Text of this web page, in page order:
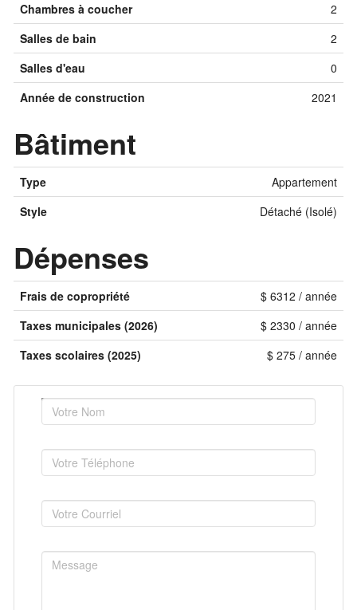
Chambres à coucher
2
Salles de bain
2
Salles d'eau
0
Année de construction
2021
Bâtiment
Type
Appartement
Style
Détaché (Isolé)
Dépenses
Frais de copropriété
$ 6312 / année
Taxes municipales (2026)
$ 2330 / année
Taxes scolaires (2025)
$ 275 / année